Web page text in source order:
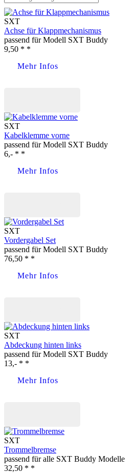
SXT
Achse für Klappmechanismus
passend für Modell SXT Buddy
9,50 * *
Mehr Infos
SXT
Kabelklemme vorne
passend für Modell SXT Buddy
6,- * *
Mehr Infos
SXT
Vordergabel Set
passend für Modell SXT Buddy
76,50 * *
Mehr Infos
SXT
Abdeckung hinten links
passend für Modell SXT Buddy
13,- * *
Mehr Infos
SXT
Trommelbremse
passend für alle SXT Buddy Modelle
32,50 * *